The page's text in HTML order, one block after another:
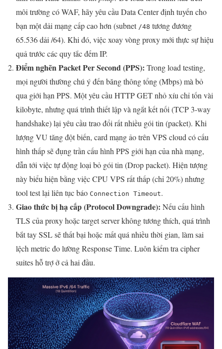
môi trường có WAF, hãy yêu cầu Data Center định tuyến cho
bạn một dải mạng cấp cao hơn (subnet /48 tương đương
65.536 dải /64). Khi đó, việc xoay vòng proxy mới thực sự hiệu
quả trước các quy tắc đếm IP.
Điểm nghẽn Packet Per Second (PPS): Trong load testing,
mọi người thường chú ý đến băng thông tổng (Mbps) mà bỏ
qua giới hạn PPS. Một yêu cầu HTTP GET nhỏ xíu chỉ tốn vài
kilobyte, nhưng quá trình thiết lập và ngắt kết nối (TCP 3-way
handshake) lại yêu cầu trao đổi rất nhiều gói tin (packet). Khi
lượng VU tăng đột biến, card mạng ảo trên VPS cloud có cấu
hình thấp sẽ đụng trần cấu hình PPS giới hạn của nhà mạng,
dẫn tới việc tự động loại bỏ gói tin (Drop packet). Hiện tượng
này biểu hiện bằng việc CPU VPS rất thấp (chỉ 20%) nhưng
tool test lại liên tục báo Connection Timeout.
Giao thức bị hạ cấp (Protocol Downgrade): Nếu cấu hình
TLS của proxy hoặc target server không tương thích, quá trình
bắt tay SSL sẽ thất bại hoặc mất quá nhiều thời gian, làm sai
lệch metric đo lường Response Time. Luôn kiểm tra cipher
suites hỗ trợ ở cả hai đầu.